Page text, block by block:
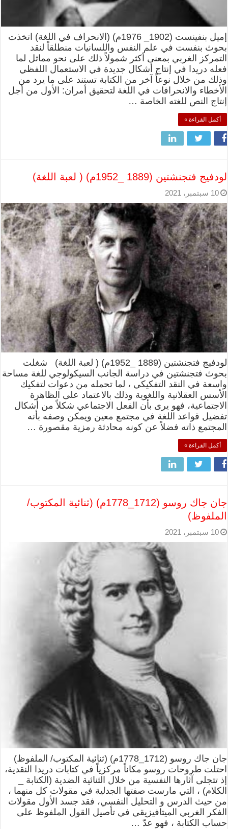
إميل بنفينست (1902_ 1976م) (الانحراف في اللغة) اتخذت
بحوث بنفست في علم النفس واللسانيات منطلقاً لنقد
التمركز الغربي بمعنى أكثر شمولاً ذلك على نحو مماثل لما
فعله دريدا في إنتاج أشكال جديدة في الاستعمال اللفظي
وذلك من خلال نوعاً آخر من الكتابة تستند على ما يرد من
الأخطاء والانحرافات في اللغة لتحقيق أمران: الأول من أجل
إنتاج النص للغته الخاصة …
أكمل القراءة »
لودفيج فتجنشتين (1889 _1952م) ( لعبة اللغة)
10 سبتمبر، 2021
لودفيج فتجنشتين (1889 _1952م) ( لعبة اللغة) شغلت
بحوث فتجنشتين في دراسة الجانب السيكولوجي للغة مساحة
واسعة في النقد التفكيكي ، لما تحمله من دعوات لتفكيك
الأسس العقلانية واللغوية وذلك بالاعتماد على الظاهرة
الاجتماعية، فهو يرى بأن الفعل الاجتماعي شكلاً من أشكال
تفضيل قواعد اللغة في مجتمع معين ويمكن وصفه بأنه
المجتمع ذاته فضلاً عن كونه محادثة رمزية مقصورة …
أكمل القراءة »
جان جاك روسو (1712_1778م) (ثنائية المكتوب/
الملفوظ)
10 سبتمبر، 2021
جان جاك روسو (1712_1778م) (ثنائية المكتوب/ الملفوظ)
احتلت طروحات روسو مكاناً مركزياً في كتابات دريدا النقدية،
إذ تتجلى آثارها النفسية من خلال الثنائية الضدية (الكتابة _
الكلام) ، التي مارست صفتها الجدلية في مقولات كل منهما ،
من حيث الدرس و التحليل النفسي، فقد جسد الأول مقولات
الفكر الغربي الميتافيزيقي في تأصيل القول الملفوظ على
حساب الكتابة ، فهو عدّ …